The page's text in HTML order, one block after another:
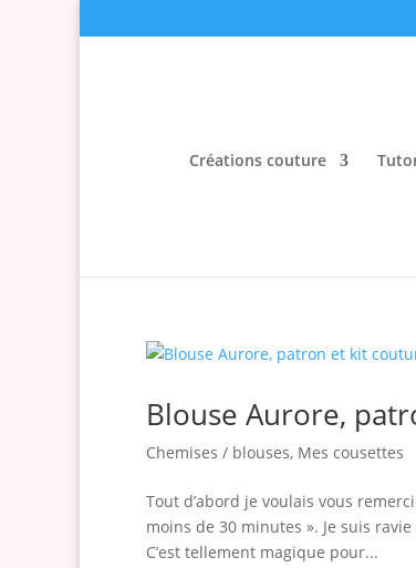
Créations couture
Blouse Aurore,
Chemises / blouses, Mes cousettes
Tout d’abord je voulais vous
moins de 30 minutes ». Je suis
C’est tellement magique pour...